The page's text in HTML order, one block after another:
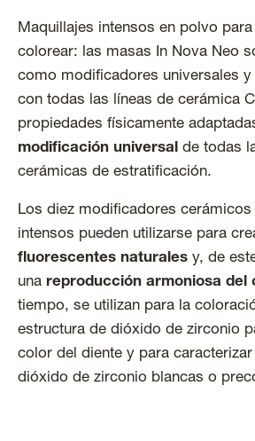
Maquillajes intensos en polvo
colorear: las masas In Nova Neo
como modificadores universales y
con todas las líneas de cerámica
propiedades físicamente
modificación universal de todas
cerámicas de estratificación.
Los diez modificadores
intensos pueden utilizarse para
fluorescentes naturales y, de
una reproducción armoniosa del
tiempo, se utilizan para la
estructura de dióxido de zirconio
color del diente y para
dióxido de zirconio blancas o